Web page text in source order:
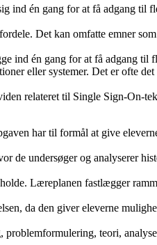
ind én gang for at få adgang til
Det kan omfatte emner
ind én gang for at få adgang til
eller systemer. Det er ofte
relateret til Single Sign-On-
har til formål at give
de undersøger og analyserer
Læreplanen fastlægger
da den giver eleverne
teori,